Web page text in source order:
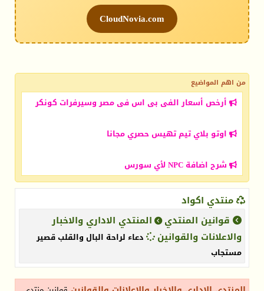
CloudNovia.com
من اهم المواضيع
أرخص أسعار الفى بى اس فى مصر وسيرفرات كونكر
اوتو بلاي تيم تهيس حصري مجانا
شرح اضافة NPC لأي سورس
منتدي اكواد
قوانين المنتدي
المنتدي الاداري والاخبار
والاعلانات والقوانين
دعاء لراحة البال والقلب قصير
مستجاب